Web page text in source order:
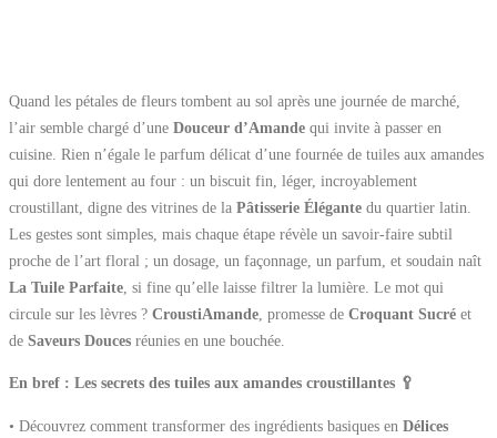
Quand les pétales de fleurs tombent au sol après une journée de marché,
l’air semble chargé d’une Douceur d’Amande qui invite à passer en
cuisine. Rien n’égale le parfum délicat d’une fournée de tuiles aux amandes
qui dore lentement au four : un biscuit fin, léger, incroyablement
croustillant, digne des vitrines de la Pâtisserie Élégante du quartier latin.
Les gestes sont simples, mais chaque étape révèle un savoir-faire subtil
proche de l’art floral ; un dosage, un façonnage, un parfum, et soudain naît
La Tuile Parfaite , si fine qu’elle laisse filtrer la lumière. Le mot qui
circule sur les lèvres ? CroustiAmande , promesse de Croquant Sucré et
de Saveurs Douces réunies en une bouchée.
En bref : Les secrets des tuiles aux amandes croustillantes 🥄
• Découvrez comment transformer des ingrédients basiques en Délices